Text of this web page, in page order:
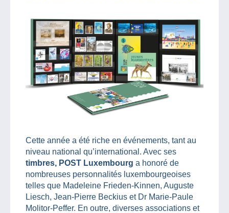
Cette année a été riche en événements, tant au
niveau national qu’international. Avec ses
timbres, POST Luxembourg a honoré de
nombreuses personnalités luxembourgeoises
telles que Madeleine Frieden-Kinnen, Auguste
Liesch, Jean-Pierre Beckius et Dr Marie-Paule
Molitor-Peffer. En outre, diverses associations et